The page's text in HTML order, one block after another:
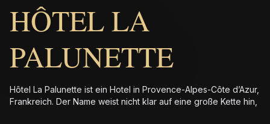
HÔTEL LA
PALUNETTE
Hôtel La Palunette ist ein Hotel in Provence-Alpes-Côte d’Azur,
Frankreich. Der Name weist nicht klar auf eine große Kette hin,